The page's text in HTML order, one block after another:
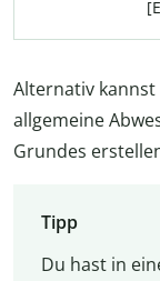
Alternativ
allgemeine
Grundes
Tipp
Du hast in